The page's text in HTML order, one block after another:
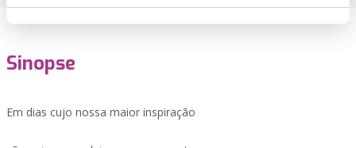
Sinopse
Em dias cujo nossa maior inspiração